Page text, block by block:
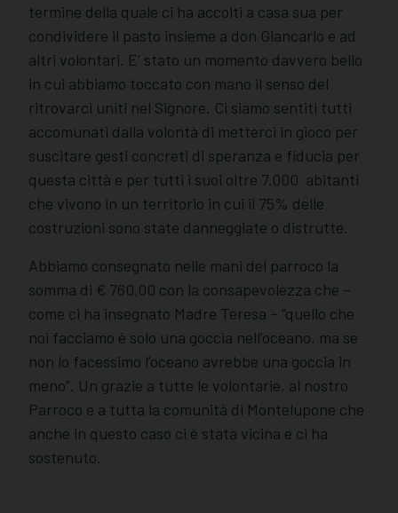
termine della quale ci ha accolti a casa sua per
condividere il pasto insieme a don Giancarlo e ad
altri volontari. E’ stato un momento davvero bello
in cui abbiamo toccato con mano il senso del
ritrovarci uniti nel Signore. Ci siamo sentiti tutti
accomunati dalla volontà di metterci in gioco per
suscitare gesti concreti di speranza e fiducia per
questa città e per tutti i suoi oltre 7.000 abitanti
che vivono in un territorio in cui il 75% delle
costruzioni sono state danneggiate o distrutte.
Abbiamo consegnato nelle mani del parroco la
somma di € 760,00 con la consapevolezza che –
come ci ha insegnato Madre Teresa – “quello che
noi facciamo è solo una goccia nell’oceano, ma se
non lo facessimo l’oceano avrebbe una goccia in
meno”. Un grazie a tutte le volontarie, al nostro
Parroco e a tutta la comunità di Montelupone che
anche in questo caso ci è stata vicina e ci ha
sostenuto.